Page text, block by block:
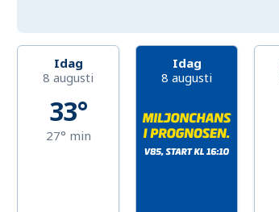
Idag
8 augusti
33°
27° min
Idag
8 augusti